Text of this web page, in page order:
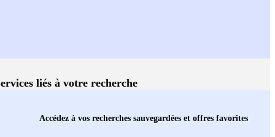
liés à votre recherche
Accédez à vos recherches sauvegardées et offres favorites